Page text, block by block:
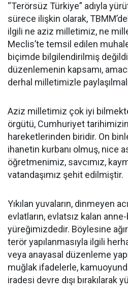
“Terörsüz Türkiye” adıyla
sürece ilişkin olarak,
ilgili ne aziz milletimiz, ne
Meclis’te temsil edilen
biçimde bilgilendirilmiş
düzenlemenin kapsamı,
derhal milletimizle
Aziz milletimiz çok iyi
örgütü, Cumhuriyet
hareketlerinden biridir. On
ihanetin kurbanı olmuş, nice
öğretmenimiz, savcımız,
vatandaşımız şehit edilmiştir.
Yıkılan yuvaların, dinmeyen
evlatların, evlatsız kalan anne-
yüreğimizdedir. Böylesine
terör yapılanmasıyla ilgili
veya anayasal düzenleme
muğlak ifadelerle,
iradesi devre dışı bırakılarak